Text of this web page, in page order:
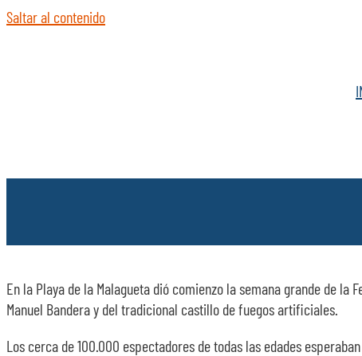
Saltar al contenido
En la Playa de la Malagueta dió comienzo la semana grande de
Manuel Bandera y del tradicional castillo de fuegos artificiales.
Los cerca de 100.000 espectadores de todas las edades